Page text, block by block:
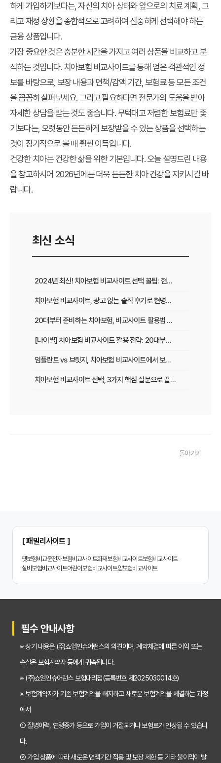
하게 가입하기보다는, 자신의 치아 상태와 앞으로의 치료 계획, 그
리고 재정 상황을 종합적으로 고려하여 신중하게 선택해야 하는
금융 상품입니다.
가장 중요한 것은 충분한 시간을 가지고 여러 상품을 비교하고 분
석하는 것입니다. 치아보험 비교사이트를 통해 얻은 객관적인 정
보를 바탕으로, 보장 내용과 면책/감액 기간, 보험료 등 모든 조건
을 꼼꼼히 살펴보세요. 그리고 필요하다면 전문가의 도움을 받아
자세한 상담을 받는 것도 좋습니다. 무턱대고 저렴한 보험료만 좇
기보다는, 오랫동안 든든하게 보장받을 수 있는 상품을 선택하는
것이 장기적으로 볼 때 훨씬 이득입니다.
건강한 치아는 건강한 삶을 위한 기본입니다. 오늘 설명드린 내용
을 참고하시어 2026년에는 더욱 든든한 치아 건강을 지키시길 바
랍니다.
최신 소식
2024년 최신! 치아보험 비교사이트 선택 꿀팁: 현명한 가입 전략 완벽 분석
치아보험 비교사이트, 광고 없는 솔직 후기로 현명하게 선택하는 법
20대부터 준비하는 치아보험, 비교사이트 활용법 A to Z
[나이별] 치아보험 비교사이트 활용 전략: 20대부터 60대까지 맞춤 가이드
임플란트 vs 브릿지, 치아보험 비교사이트에서 보장 범위 꼼꼼하게 확인하는 꿀팁
치아보험 비교사이트 선택, 3가지 핵심 질문으로 끝내기
치아보험 비교사이트 똑똑하게 활용하는 3가지 꿀팁
치아보험 비교사이트 선택 전 반드시 알아야 할 5가지 핵심 질문
임플란트, 크라운 치료비 부담? 치아보험 비교사이트 활용법 및 보장꿀팁
2026년 치아보험, 가격 vs 보장! 비교 분석으로 나에게 딱 맞는 보험 찾기
치아보험 비교사이트 활용법: 숨겨진 보장까지 꼼꼼하게 찾는 꿀팁
돌아가기
[ 패밀리사이트 ]
펫보험비교운전자보험비교사이트화재보험비교사이트보험비교사이트
실비보험비교사이트어린이보험비교사이트암보험비교사이트
필수 안내사항
※ 상기 내용은 (주)쇼엠인슈어런스의 의견이며, 계약체결에 따른 이익 또는
손실은 보험계약자 등에게 귀속됩니다.
※ (주)쇼엠인슈어런스 보험대리점(등록번호 제2025030014호)
※ 보험계약자가 기존 보험계약을 해지하고 새로운 보험계약을 체결하는 과정
에서
① 질병이력, 연령증가 등으로 가입이 거절되거나 보험료가 인상될 수 있습니
다.
② 가입 상품에 따라 새로운 면책기간 적용 및 보장 제한 등 기타 불이익이 발